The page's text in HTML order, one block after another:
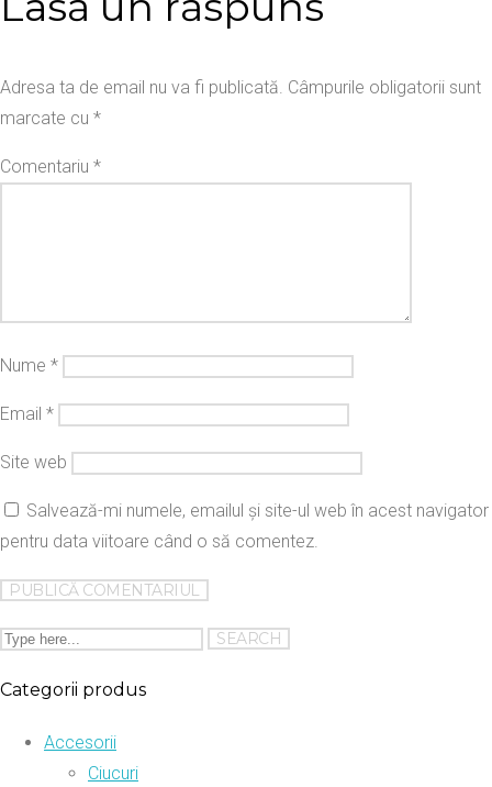
Adresa ta de email nu va fi publicată. Câmpurile obligatorii sunt
marcate cu *
Comentariu *
Nume *
Email *
Site web
Salvează-mi numele, emailul și site-ul web în acest navigator
pentru data viitoare când o să comentez.
Categorii produs
Accesorii
Ciucuri